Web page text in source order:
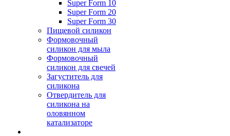
Super Form 10
Super Form 20
Super Form 30
Пищевой силикон
Формовочный
силикон для мыла
Формовочный
силикон для свечей
Загуститель для
силикона
Отвердитель для
силикона на
оловянном
катализаторе